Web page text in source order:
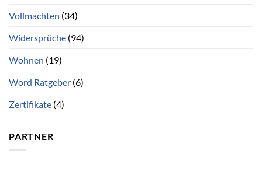
Vollmachten (34)
Widersprüche (94)
Wohnen (19)
Word Ratgeber (6)
Zertifikate (4)
PARTNER